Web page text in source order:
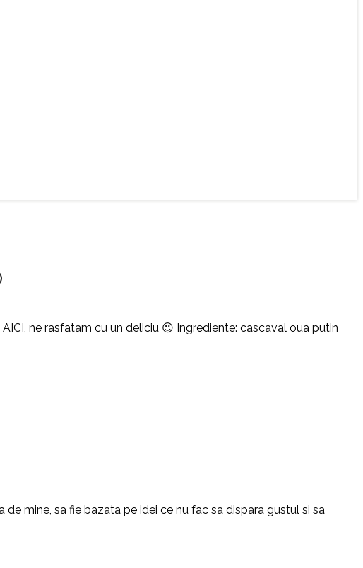
ne rasfatam cu un deliciu 😉 Ingrediente: cascaval oua putin
mine, sa fie bazata pe idei ce nu fac sa dispara gustul si sa